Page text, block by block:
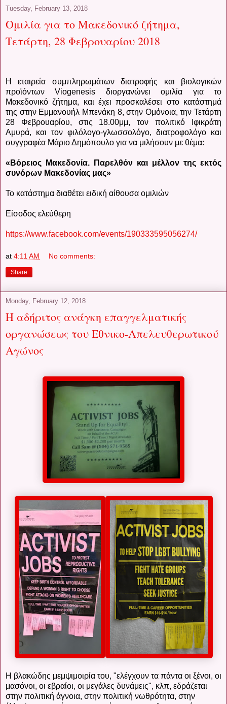
Tuesday, February 13, 2018
Ομιλία για το Μακεδονικό ζήτημα,
Τετάρτη, 28 Φεβρουαρίου 2018
Η εταιρεία συμπληρωμάτων διατροφής και βιολογικών
προϊόντων Viogenesis διοργανώνει ομιλία για το
Μακεδονικό ζήτημα, και έχει προσκαλέσει στο κατάστημά
της στην Εμμανουήλ Μπενάκη 8, στην Ομόνοια, την Τετάρτη
28 Φεβρουαρίου, στις 18.00μμ, τον πολιτικό Ιφικράτη
Αμυρά, και τον φιλόλογο-γλωσσολόγο, διατροφολόγο και
συγγραφέα Μάριο Δημόπουλο για να μιλήσουν με θέμα:
«Βόρειος Μακεδονία. Παρελθόν και μέλλον της εκτός
συνόρων Μακεδονίας μας»
Το κατάστημα διαθέτει ειδική αίθουσα ομιλιών
Είσοδος ελεύθερη
https://www.facebook.com/events/190333595056274/
at 4:11 AM No comments:
Share
Monday, February 12, 2018
Η αδήριτος ανάγκη επαγγελματικής
οργανώσεως του Εθνικο-Απελευθερωτικού
Αγώνος
Η βλακώδης μεμψιμοιρία του, "ελέγχουν τα πάντα οι ξένοι, οι
μασόνοι, οι εβραίοι, οι μεγάλες δυνάμεις", κλπ, εδράζεται
στην πολιτική άγνοια, στην πολιτική νωθρότητα, στην